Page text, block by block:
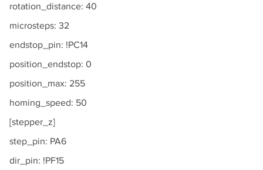
rotation_distance: 40
microsteps: 32
endstop_pin: !PC14
position_endstop: 0
position_max: 255
homing_speed: 50
[stepper_z]
step_pin: PA6
dir_pin: !PF15